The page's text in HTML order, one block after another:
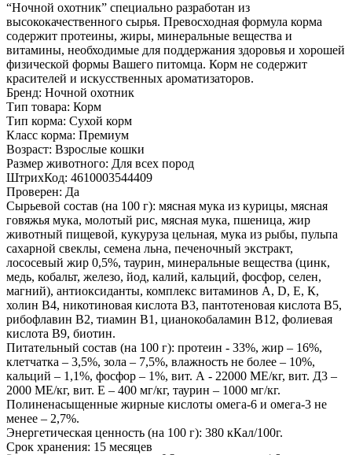
“Ночной охотник” специально разработан из
высококачественного сырья. Превосходная формула корма
содержит протеины, жиры, минеральные вещества и
витамины, необходимые для поддержания здоровья и хорошей
физической формы Вашего питомца. Корм не содержит
красителей и искусственных ароматизаторов.
Бренд: Ночной охотник
Тип товара: Корм
Тип корма: Сухой корм
Класс корма: Премиум
Возраст: Взрослые кошки
Размер животного: Для всех пород
ШтрихКод: 4610003544409
Проверен: Да
Сырьевой состав (на 100 г): мясная мука из курицы, мясная
говяжья мука, молотый рис, мясная мука, пшеница, жир
животный пищевой, кукуруза цельная, мука из рыбы, пульпа
сахарной свеклы, семена льна, печеночный экстракт,
лососевый жир 0,5%, таурин, минеральные вещества (цинк,
медь, кобальт, железо, йод, калий, кальций, фосфор, селен,
магний), антиоксиданты, комплекс витаминов A, D, Е, К,
холин В4, никотиновая кислота В3, пантотеновая кислота В5,
рибофлавин В2, тиамин В1, цианокобаламин В12, фолиевая
кислота В9, биотин.
Питательный состав (на 100 г): протеин - 33%, жир – 16%,
клетчатка – 3,5%, зола – 7,5%, влажность не более – 10%,
кальций – 1,1%, фосфор – 1%, вит. А - 22000 МЕ/кг, вит. Д3 –
2000 МЕ/кг, вит. Е – 400 мг/кг, таурин – 1000 мг/кг.
Полиненасыщенные жирные кислоты омега-6 и омега-3 не
менее – 2,7%.
Энергетическая ценность (на 100 г): 380 кКал/100г.
Срок хранения: 15 месяцев